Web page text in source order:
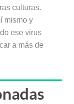
culturas.
mismo y
ese virus
a más de